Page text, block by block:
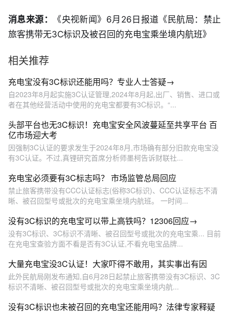
消息来源：
《央视新闻》6月26日报道《民航局：禁止
旅客携带无3C标识及被召回的充电宝乘坐境内航班》
相关推荐
充电宝没有3C标识还能用吗？专业人士答疑→
自2023年8月起实施3C认证管理,2024年8月起,出厂、销售、进口或
者在其他经营活动中使用的充电宝都要有3C标识。“...
头部平台也无3C标识！充电宝安全风波蔓延至共享平台 百
亿市场迎大考
因强制3C认证的要求发生于2024年8月,市场确有部分旧款充电宝没
有3C认证。不过,真锂研究首席分析师墨柯告诉财联社...
充电宝必须要有3C标志吗？ 市场监管总局回应
禁止旅客携带没有CCC认证标志(俗称3C标识)、CCC认证标志不清
晰、被召回型号或批次的充电宝乘坐境内航班。 一时间...
没有3C标识的充电宝可以带上高铁吗？12306回应→
没有3C标识、3C标识不清晰、被召回型号或批次的充电宝乘... 目前
在充电宝查验方面不看是否有3C认证,不看充电宝品牌...
大量充电宝没3C认证！大家吓得不敢用，其实事出有因
此外民航局刚发布通知,自6月28日起禁止旅客携带没有3C标识、3C
标识不清晰、被召回型号或批次的充电宝乘坐境内航...
没有3C标识也未被召回的充电宝还能用吗？法律专家释疑